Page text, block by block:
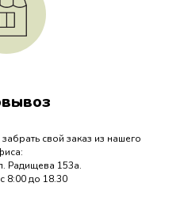
свой заказ из нашего
Радищева 153а.
8:00 до 18.30